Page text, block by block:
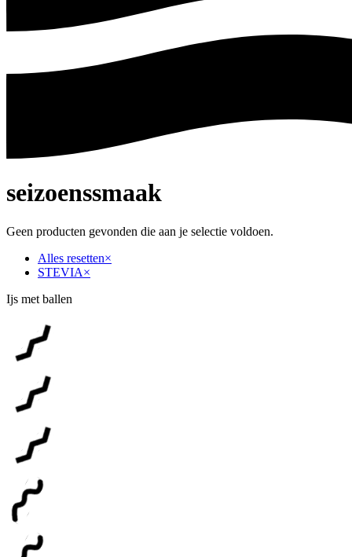
seizoenssmaak
Geen producten gevonden die aan je selectie voldoen.
Alles resetten×
STEVIA×
Ijs met ballen